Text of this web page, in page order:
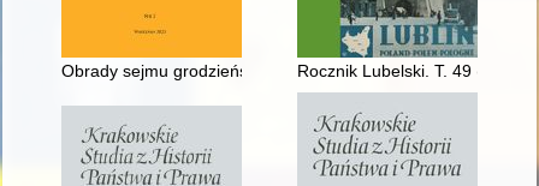
Obrady sejmu grodzieńskiego 1784 roku - recenzja]
Rocznik Lubelski. T. 49 (2023)